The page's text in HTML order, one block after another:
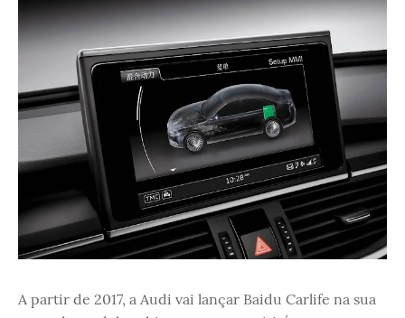
A partir de 2017, a Audi vai lançar Baidu Carlife na sua